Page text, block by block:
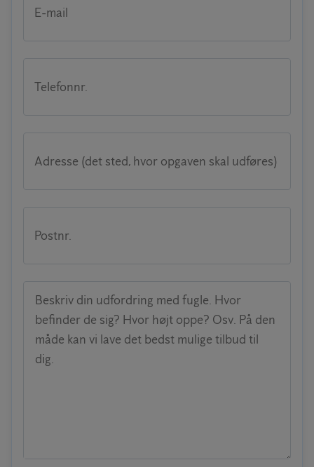
E-mail
Telefonnr.
Adresse (det sted, hvor opgaven skal udføres)
Postnr.
Beskriv din udfordring med fugle. Hvor
befinder de sig? Hvor højt oppe? Osv. På den
måde kan vi lave det bedst mulige tilbud til
dig.